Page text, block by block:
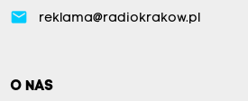
email reklama@radiokrakow.pl
O NAS